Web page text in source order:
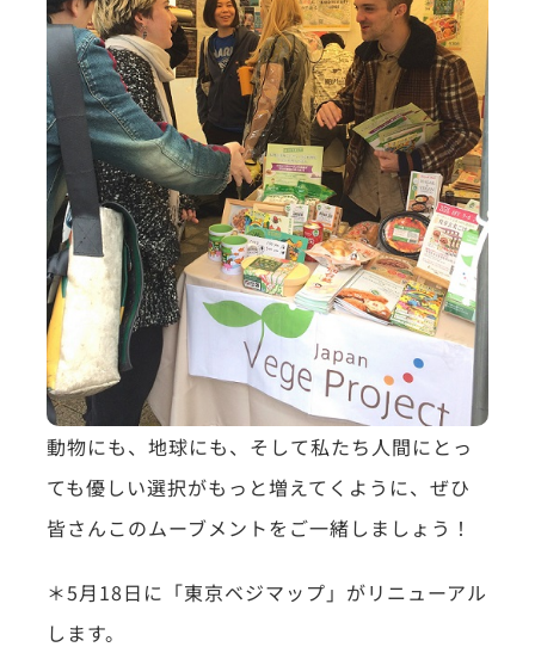
動物にも、地球にも、そして私たち人間にとっ
ても優しい選択がもっと増えてくように、ぜひ
皆さんこのムーブメントをご一緒しましょう！
＊5月18日に「東京ベジマップ」がリニューアル
します。